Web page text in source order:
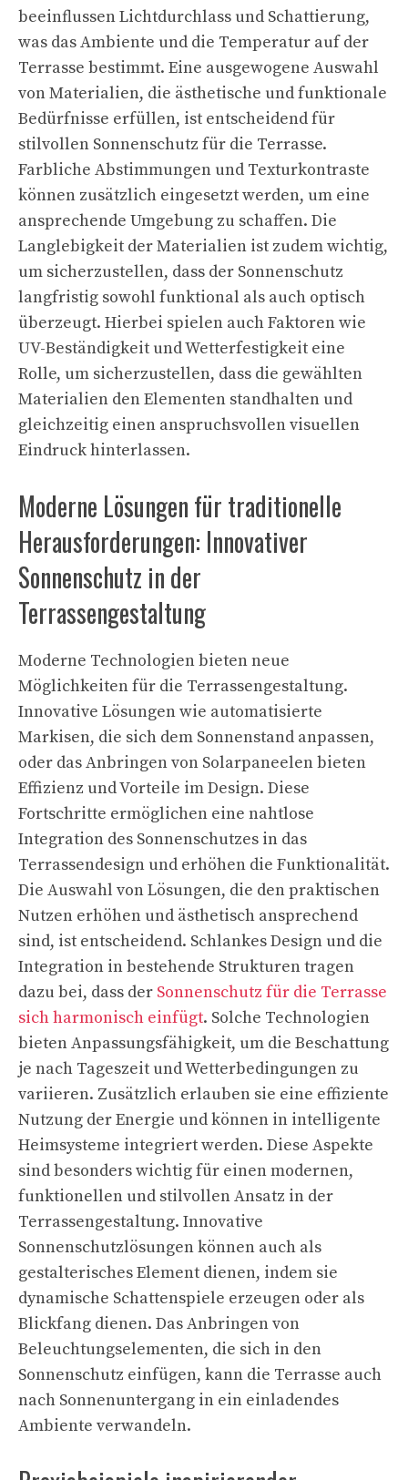
beeinflussen Lichtdurchlass und Schattierung,
was das Ambiente und die Temperatur auf der
Terrasse bestimmt. Eine ausgewogene Auswahl
von Materialien, die ästhetische und funktionale
Bedürfnisse erfüllen, ist entscheidend für
stilvollen Sonnenschutz für die Terrasse.
Farbliche Abstimmungen und Texturkontraste
können zusätzlich eingesetzt werden, um eine
ansprechende Umgebung zu schaffen. Die
Langlebigkeit der Materialien ist zudem wichtig,
um sicherzustellen, dass der Sonnenschutz
langfristig sowohl funktional als auch optisch
überzeugt. Hierbei spielen auch Faktoren wie
UV-Beständigkeit und Wetterfestigkeit eine
Rolle, um sicherzustellen, dass die gewählten
Materialien den Elementen standhalten und
gleichzeitig einen anspruchsvollen visuellen
Eindruck hinterlassen.
Moderne Lösungen für traditionelle
Herausforderungen: Innovativer
Sonnenschutz in der
Terrassengestaltung
Moderne Technologien bieten neue
Möglichkeiten für die Terrassengestaltung.
Innovative Lösungen wie automatisierte
Markisen, die sich dem Sonnenstand anpassen,
oder das Anbringen von Solarpaneelen bieten
Effizienz und Vorteile im Design. Diese
Fortschritte ermöglichen eine nahtlose
Integration des Sonnenschutzes in das
Terrassendesign und erhöhen die Funktionalität.
Die Auswahl von Lösungen, die den praktischen
Nutzen erhöhen und ästhetisch ansprechend
sind, ist entscheidend. Schlankes Design und die
Integration in bestehende Strukturen tragen
dazu bei, dass der Sonnenschutz für die Terrasse
sich harmonisch einfügt. Solche Technologien
bieten Anpassungsfähigkeit, um die Beschattung
je nach Tageszeit und Wetterbedingungen zu
variieren. Zusätzlich erlauben sie eine effiziente
Nutzung der Energie und können in intelligente
Heimsysteme integriert werden. Diese Aspekte
sind besonders wichtig für einen modernen,
funktionellen und stilvollen Ansatz in der
Terrassengestaltung. Innovative
Sonnenschutzlösungen können auch als
gestalterisches Element dienen, indem sie
dynamische Schattenspiele erzeugen oder als
Blickfang dienen. Das Anbringen von
Beleuchtungselementen, die sich in den
Sonnenschutz einfügen, kann die Terrasse auch
nach Sonnenuntergang in ein einladendes
Ambiente verwandeln.